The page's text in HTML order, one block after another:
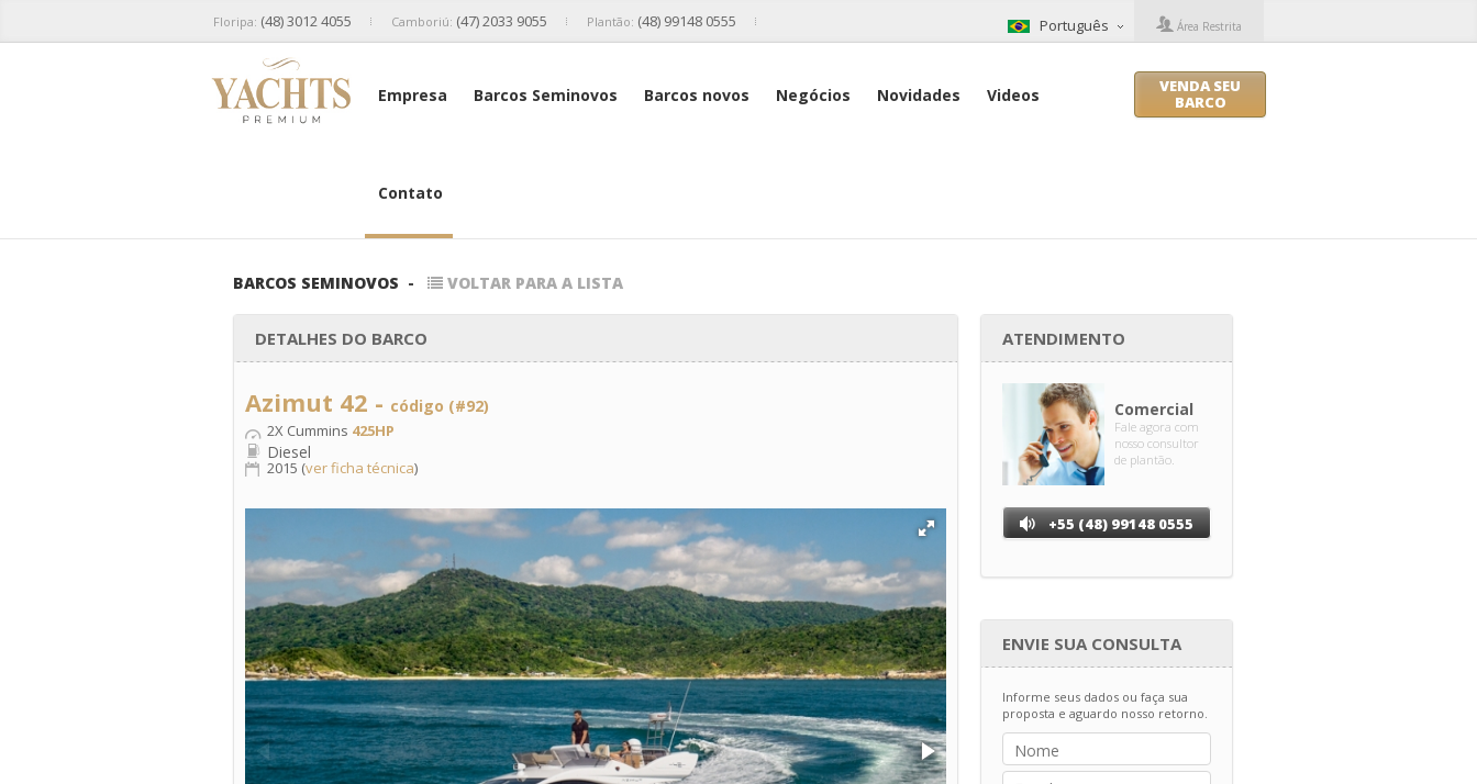
Floripa: (48) 3012 4055 Camboriú: (47) 2033 9055 Plantão: (48) 99148 0555 Português Área Restrita
Empresa Barcos Seminovos Barcos novos Negócios Novidades Videos
Contato
VENDA SEU
BARCO
BARCOS SEMINOVOS - VOLTAR PARA A LISTA
DETALHES DO BARCO
Azimut 42 - código (#92)
2X Cummins 425HP
Diesel
2015 (ver ficha técnica)
ATENDIMENTO
Comercial
Fale agora com
nosso consultor
de plantão.
+55 (48) 99148 0555
ENVIE SUA CONSULTA
Informe seus dados ou faça sua
proposta e aguardo nosso retorno.